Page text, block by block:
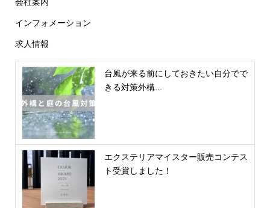
インフォメーション
求人情報
台風が来る前にしておきたい自分でで
きる対策外構...
エクステリアマイスター販売コンテス
ト受賞しました！